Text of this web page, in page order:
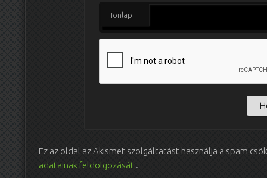
Honlap
Ez az oldal az Akismet szolgáltatást használja a spam
adatainak feldolgozását .